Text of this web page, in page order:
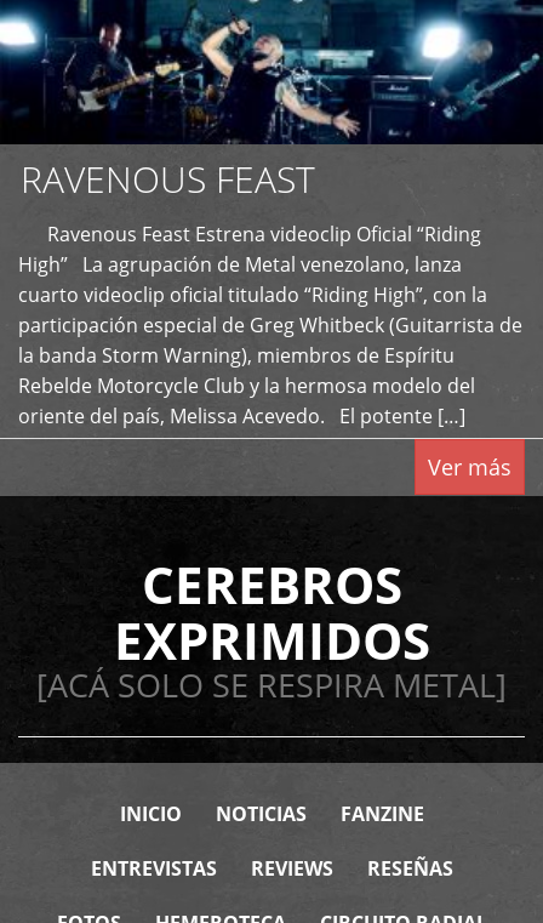
RAVENOUS FEAST
Ravenous Feast Estrena videoclip Oficial “Riding
High” La agrupación de Metal venezolano, lanza
cuarto videoclip oficial titulado “Riding High”, con la
participación especial de Greg Whitbeck (Guitarrista de
la banda Storm Warning), miembros de Espíritu
Rebelde Motorcycle Club y la hermosa modelo del
oriente del país, Melissa Acevedo. El potente […]
Ver más
CEREBROS
EXPRIMIDOS
[ACÁ SOLO SE RESPIRA METAL]
INICIO NOTICIAS FANZINE
ENTREVISTAS REVIEWS RESEÑAS